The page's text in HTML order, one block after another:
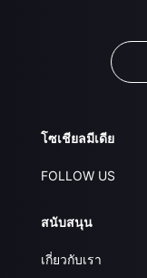
โซเชียลมีเดีย
FOLLOW US
สนับสนุน
เกี่ยวกับเรา